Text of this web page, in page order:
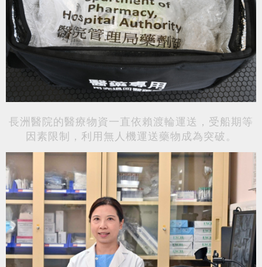
長洲醫院的醫療物資一直依賴渡輪運送，受船期等
因素限制，利用無人機運送藥物成為突破。